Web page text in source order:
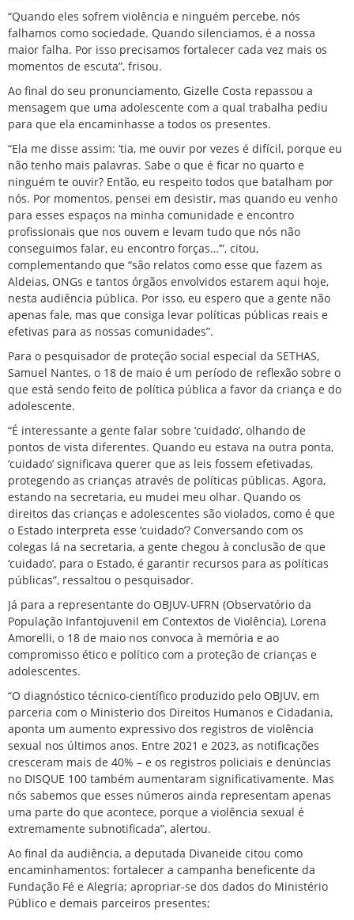
“Quando eles sofrem violência e ninguém percebe, nós
falhamos como sociedade. Quando silenciamos, é a nossa
maior falha. Por isso precisamos fortalecer cada vez mais os
momentos de escuta”, frisou.
Ao final do seu pronunciamento, Gizelle Costa repassou a
mensagem que uma adolescente com a qual trabalha pediu
para que ela encaminhasse a todos os presentes.
“Ela me disse assim: ‘tia, me ouvir por vezes é difícil, porque eu
não tenho mais palavras. Sabe o que é ficar no quarto e
ninguém te ouvir? Então, eu respeito todos que batalham por
nós. Por momentos, pensei em desistir, mas quando eu venho
para esses espaços na minha comunidade e encontro
profissionais que nos ouvem e levam tudo que nós não
conseguimos falar, eu encontro forças…’”, citou,
complementando que “são relatos como esse que fazem as
Aldeias, ONGs e tantos órgãos envolvidos estarem aqui hoje,
nesta audiência pública. Por isso, eu espero que a gente não
apenas fale, mas que consiga levar políticas públicas reais e
efetivas para as nossas comunidades”.
Para o pesquisador de proteção social especial da SETHAS,
Samuel Nantes, o 18 de maio é um período de reflexão sobre o
que está sendo feito de política pública a favor da criança e do
adolescente.
“É interessante a gente falar sobre ‘cuidado’, olhando de
pontos de vista diferentes. Quando eu estava na outra ponta,
‘cuidado’ significava querer que as leis fossem efetivadas,
protegendo as crianças através de políticas públicas. Agora,
estando na secretaria, eu mudei meu olhar. Quando os
direitos das crianças e adolescentes são violados, como é que
o Estado interpreta esse ‘cuidado’? Conversando com os
colegas lá na secretaria, a gente chegou à conclusão de que
‘cuidado’, para o Estado, é garantir recursos para as políticas
públicas”, ressaltou o pesquisador.
Já para a representante do OBJUV-UFRN (Observatório da
População Infantojuvenil em Contextos de Violência), Lorena
Amorelli, o 18 de maio nos convoca à memória e ao
compromisso ético e político com a proteção de crianças e
adolescentes.
“O diagnóstico técnico-científico produzido pelo OBJUV, em
parceria com o Ministerio dos Direitos Humanos e Cidadania,
aponta um aumento expressivo dos registros de violência
sexual nos últimos anos. Entre 2021 e 2023, as notificações
cresceram mais de 40% – e os registros policiais e denúncias
no DISQUE 100 também aumentaram significativamente. Mas
nós sabemos que esses números ainda representam apenas
uma parte do que acontece, porque a violência sexual é
extremamente subnotificada”, alertou.
Ao final da audiência, a deputada Divaneide citou como
encaminhamentos: fortalecer a campanha beneficente da
Fundação Fé e Alegria; apropriar-se dos dados do Ministério
Público e demais parceiros presentes;